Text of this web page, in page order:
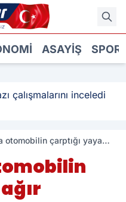
ASAYIŞ SPOR
çalışmalarını inceledi
otomobilin çarptığı yaya